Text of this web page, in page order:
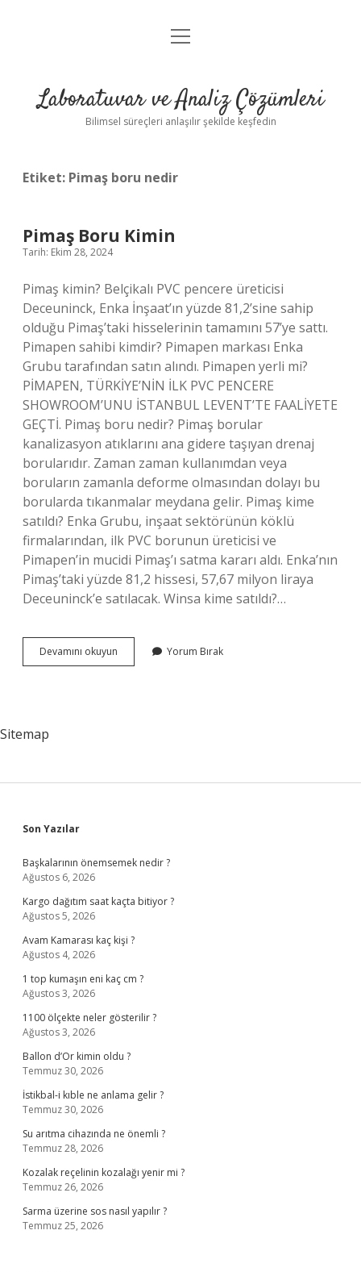
Anasayfa
Yasal Uyarı
menüyü
Laboratuvar ve Analiz Çözümleri
Bilimsel süreçleri anlaşılır şekilde keşfedin
Etiket: Pimaş boru nedir
Pimaş Boru Kimin
Tarih: Ekim 28, 2024
Pimaş kimin? Belçikalı PVC pencere üreticisi
Deceuninck, Enka İnşaat’ın yüzde 81,2’sine sahip
olduğu Pimaş’taki hisselerinin tamamını 57’ye sattı.
Pimapen sahibi kimdir? Pimapen markası Enka
Grubu tarafından satın alındı. Pimapen yerli mi?
PİMAPEN, TÜRKİYE’NİN İLK PVC PENCERE
SHOWROOM’UNU İSTANBUL LEVENT’TE FAALİYETE
GEÇTİ. Pimaş boru nedir? Pimaş borular
kanalizasyon atıklarını ana gidere taşıyan drenaj
borularıdır. Zaman zaman kullanımdan veya
boruların zamanla deforme olmasından dolayı bu
borularda tıkanmalar meydana gelir. Pimaş kime
satıldı? Enka Grubu, inşaat sektörünün köklü
firmalarından, ilk PVC borunun üreticisi ve
Pimapen’in mucidi Pimaş’ı satma kararı aldı. Enka’nın
Pimaş’taki yüzde 81,2 hissesi, 57,67 milyon liraya
Deceuninck’e satılacak. Winsa kime satıldı?…
Devamını okuyun
Boru
Yorum Bırak
Sitemap
Sidebar
Son Yazılar
Başkalarının önemsemek nedir ?
Ağustos 6, 2026
Kargo dağıtım saat kaçta bitiyor ?
Ağustos 5, 2026
Avam Kamarası kaç kişi ?
Ağustos 4, 2026
1 top kumaşın eni kaç cm ?
Ağustos 3, 2026
1100 ölçekte neler gösterilir ?
Ağustos 3, 2026
Ballon d’Or kimin oldu ?
Temmuz 30, 2026
İstikbal-i kıble ne anlama gelir ?
Temmuz 30, 2026
Su arıtma cihazında ne önemli ?
Temmuz 28, 2026
Kozalak reçelinin kozalağı yenir mi ?
Temmuz 26, 2026
Sarma üzerine sos nasıl yapılır ?
Temmuz 25, 2026